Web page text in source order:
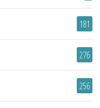
181
276
256